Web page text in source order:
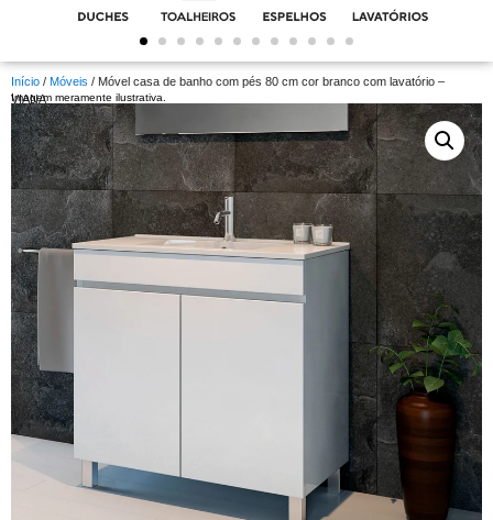
Início / Móveis / Móvel casa de banho com pés 80 cm cor branco com lavatório –
VIANA
Imagem meramente ilustrativa.